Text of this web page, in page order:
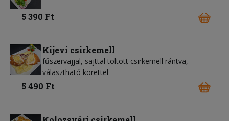
5 390 Ft
Kijevi csirkemell
fűszervajjal, sajttal töltött csirkemell rántva,
választható körettel
5 490 Ft